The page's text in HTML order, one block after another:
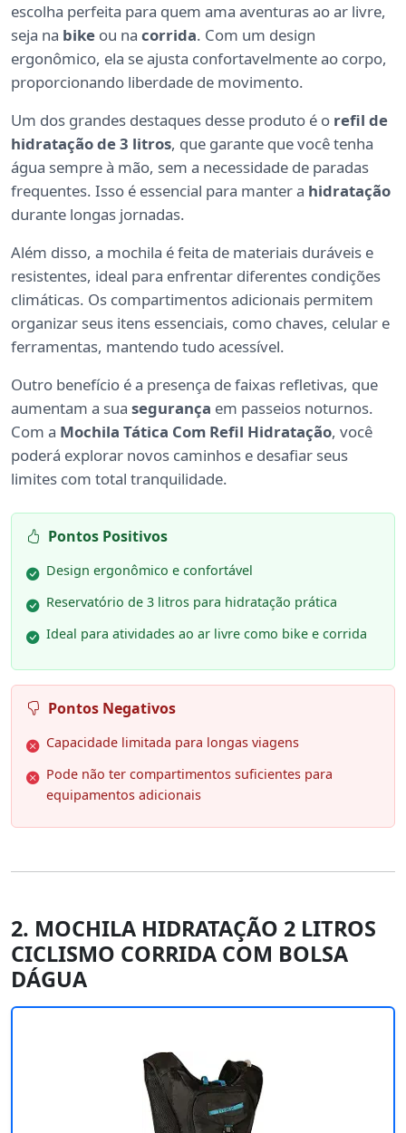
escolha perfeita para quem ama aventuras ao ar livre,
seja na bike ou na corrida. Com um design
ergonômico, ela se ajusta confortavelmente ao corpo,
proporcionando liberdade de movimento.
Um dos grandes destaques desse produto é o refil de
hidratação de 3 litros, que garante que você tenha
água sempre à mão, sem a necessidade de paradas
frequentes. Isso é essencial para manter a hidratação
durante longas jornadas.
Além disso, a mochila é feita de materiais duráveis e
resistentes, ideal para enfrentar diferentes condições
climáticas. Os compartimentos adicionais permitem
organizar seus itens essenciais, como chaves, celular e
ferramentas, mantendo tudo acessível.
Outro benefício é a presença de faixas refletivas, que
aumentam a sua segurança em passeios noturnos.
Com a Mochila Tática Com Refil Hidratação, você
poderá explorar novos caminhos e desafiar seus
limites com total tranquilidade.
Pontos Positivos
Design ergonômico e confortável
Reservatório de 3 litros para hidratação prática
Ideal para atividades ao ar livre como bike e corrida
Pontos Negativos
Capacidade limitada para longas viagens
Pode não ter compartimentos suficientes para
equipamentos adicionais
2. MOCHILA HIDRATAÇÃO 2 LITROS
CICLISMO CORRIDA COM BOLSA
DÁGUA